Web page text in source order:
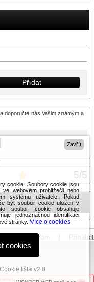
Přidat
doporučte nás Vašim známým a
5/5
www.wexbo.com Přihlásit
Zavřít
cookie. Soubory cookie jsou
webovém prohlížeči nebo
systému uživatele. Pokud
být soubor cookie uložen v
soubor cookie obsahuje
jednoznačnou identifikaci
stránky.Více o cookies
cookies
Cookie lišta v2.0
lišty. Získejte novou zabezpečenou verzi